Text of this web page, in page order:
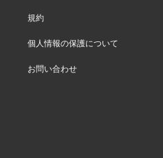
規約
個人情報の保護について
お問い合わせ